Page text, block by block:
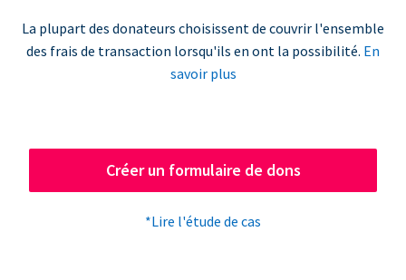
La plupart des donateurs choisissent de couvrir l'ensemble
des frais de transaction lorsqu'ils en ont la possibilité. En
savoir plus
Créer un formulaire de dons
*Lire l'étude de cas